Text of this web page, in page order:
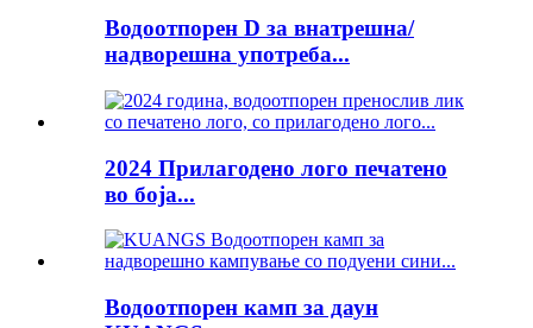
Водоотпорен D за внатрешна/
надворешна употреба...
2024 Прилагодено лого печатено
во боја...
Водоотпорен камп за даун